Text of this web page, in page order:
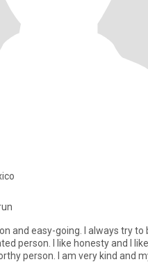
and easy-going. I always try
person. I like honesty and I
person. I am very kind and